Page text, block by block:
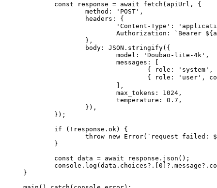
	const
response = await fetch (apiUrl, {
		method:
'POST' ,
		headers: {
			'Content-Type'
:
			Authorization:
`Bearer ${
		},
		body:
JSON . stringify({
			model:
'Doubao-lite-4k' ,
			messages: [
				{ role:
'system' ,
				{ role:
'user' ,
			],
			max_tokens:
1024 ,
			temperature:
0.7 ,
		}),
	});
	if
( ! response.ok) {
		throw
new Error( `request failed:
	}
	const
data = await response. json ();
	console.
log (data.choices?.[ 0
}